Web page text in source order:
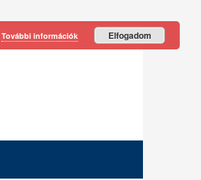
További információk Elfogadom